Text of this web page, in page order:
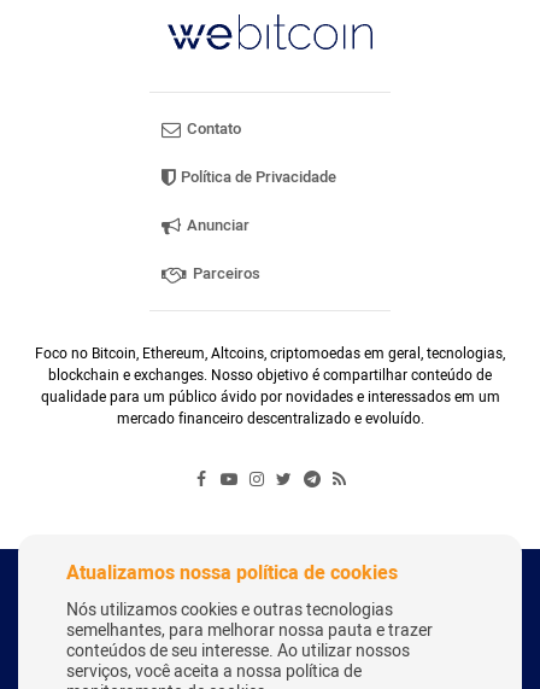
Contato
Política de Privacidade
Anunciar
Parceiros
Foco no Bitcoin, Ethereum, Altcoins, criptomoedas em geral, tecnologias,
blockchain e exchanges. Nosso objetivo é compartilhar conteúdo de
qualidade para um público ávido por novidades e interessados em um
mercado financeiro descentralizado e evoluído.
Copyright Webitcoin 2018 - Todos os Direitos Reservados
Desenvolvido por: Herick Correa
Atualizamos nossa política de cookies
Nós utilizamos cookies e outras tecnologias
semelhantes, para melhorar nossa pauta e trazer
conteúdos de seu interesse. Ao utilizar nossos
serviços, você aceita a nossa política de